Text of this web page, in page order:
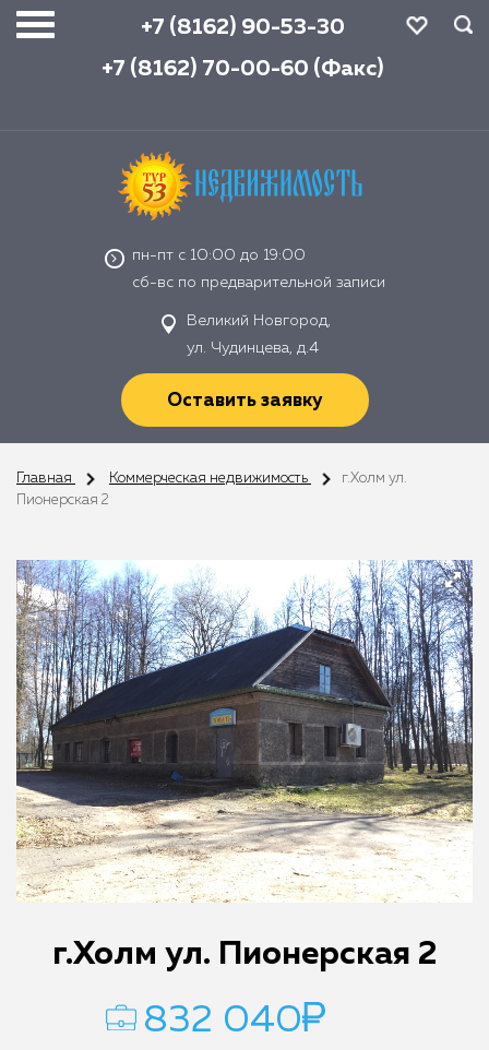
+7 (8162) 90-53-30
+7 (8162) 70-00-60 (Факс)
пн-пт с 10:00 до 19:00
сб-вс по предварительной записи
Великий Новгород,
ул. Чудинцева, д.4
Оставить заявку
Главная Коммерческая недвижимость
г.Холм ул.
Пионерская 2
г.Холм ул. Пионерская 2
832 040